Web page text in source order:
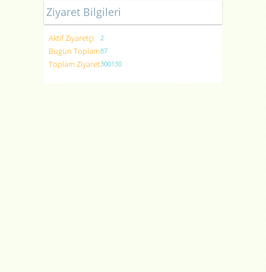
Ziyaret Bilgileri
Aktif Ziyaretçi 2
Bugün Toplam87
Toplam Ziyaret300130